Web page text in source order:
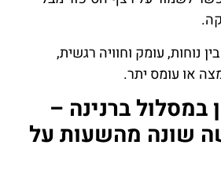
נוחות, עומק וחוויה רגשית,
או עומס יתר.
במסלול ברנינה –
שונה מהשעות על